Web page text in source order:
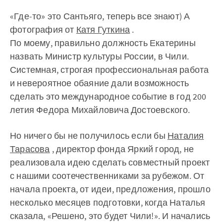
«Где-то» это Сантьяго, теперь все знают) А
фотография от Катя Гуткина .
По моему, правильно должность Екатерины
назвать Министр культуры России, в Чили.
Системная, строгая профессиональная работа
и невероятное обаяние дали возможность
сделать это международное событие в год 200
летия Федора Михайловича Достоевского.
Но ничего бы не получилось если бы Наталия
Тарасова , директор фонда Яркий город, не
реализовала идею сделать совместный проект
с нашими соотечественниками за рубежом. От
начала проекта, от идеи, предложения, прошло
несколько месяцев подготовки, когда Наталья
сказала, «Решено, это будет Чили!». И начались